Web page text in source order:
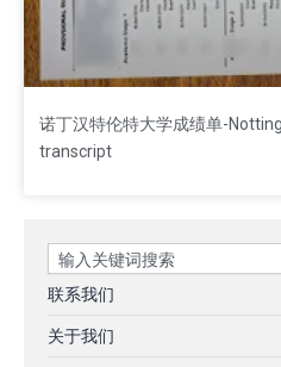
诺丁汉特伦特大学成绩单-
transcript
Search
联系我们
关于我们